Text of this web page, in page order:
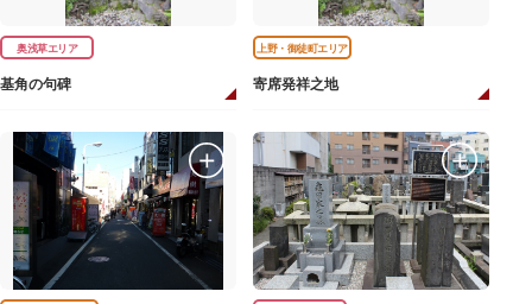
奥浅草エリア
基角の句碑
上野・御徒町エリア
寄席発祥之地